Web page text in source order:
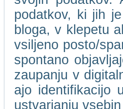
podatkov, ki jih
bloga, v klepetu
vsiljeno posto/
spontano
zaupanju v
ajo identifikacijo
ustvarjanju